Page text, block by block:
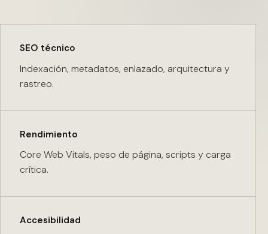
SEO técnico
Indexación, metadatos, enlazado, arquitectura y
rastreo.
Rendimiento
Core Web Vitals, peso de página, scripts y carga
crítica.
Accesibilidad